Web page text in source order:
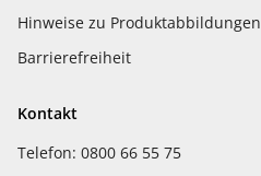
Hinweise zu Produktabbildungen
Barrierefreiheit
Kontakt
Telefon: 0800 66 55 75